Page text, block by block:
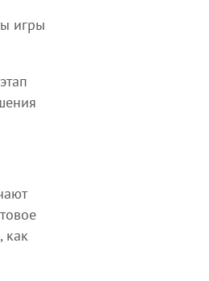
игры
как